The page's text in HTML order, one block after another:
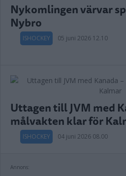
Nykomlingen värvar
Nybro
ISHOCKEY 05 juni 2026 12.10
Uttagen till JVM med
målvakten klar för
ISHOCKEY 04 juni 2026 08.00
Annons: